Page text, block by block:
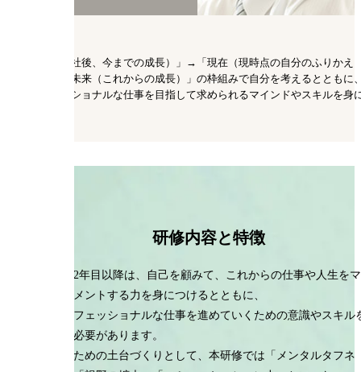
「過去（入社後、今までの成長）」→「現在（現時点の自分のふりかえ
り）」→「未来（これからの成長）」の枠組みで自分を考えるとともに
プロフェッショナルな仕事を目指して求められるマインドやスキルを身
研修内容と特徴
入社2年目以降は、自己を顧みて、これからの仕事や人生をマ
ネジメントする力を身につけるとともに、
プロフェッショナルな仕事を進めていくための意識やスキル
学ぶ必要があります。
そのための土台づくりとして、本研修では「メンタルタフネ